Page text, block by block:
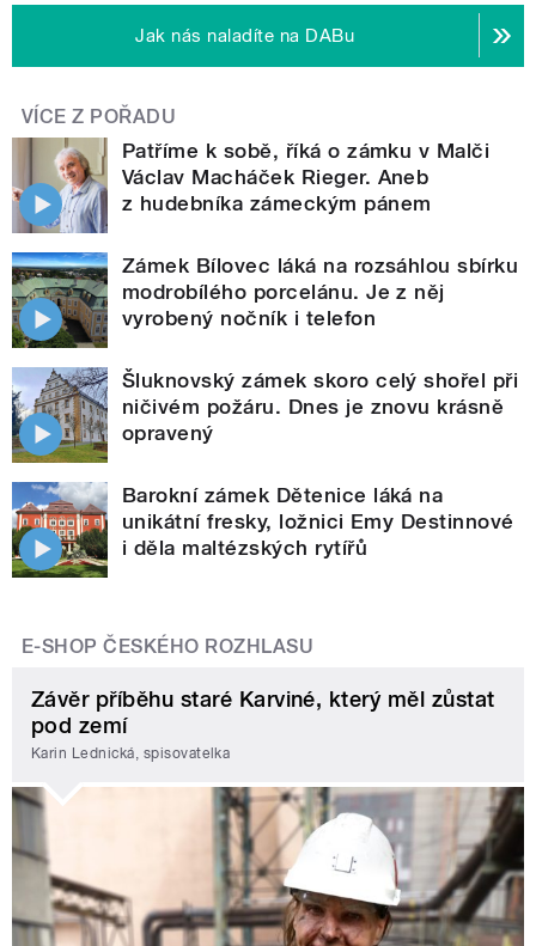
Jak nás naladíte na DABu
VÍCE Z POŘADU
Patříme k sobě, říká o zámku v Malči
Václav Macháček Rieger. Aneb
z hudebníka zámeckým pánem
Zámek Bílovec láká na rozsáhlou sbírku
modrobílého porcelánu. Je z něj
vyrobený nočník i telefon
Šluknovský zámek skoro celý shořel při
ničivém požáru. Dnes je znovu krásně
opravený
Barokní zámek Dětenice láká na
unikátní fresky, ložnici Emy Destinnové
i děla maltézských rytířů
E-SHOP ČESKÉHO ROZHLASU
Závěr příběhu staré Karviné, který měl zůstat
pod zemí
Karin Lednická, spisovatelka